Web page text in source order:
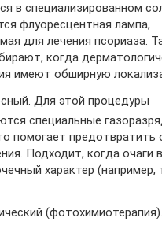
в специализированном
флуоресцентная лампа,
для лечения псориаза.
когда
имеют обширную
Для этой процедуры
специальные
помогает предотвратить
Подходит, когда очаги
характер (например,